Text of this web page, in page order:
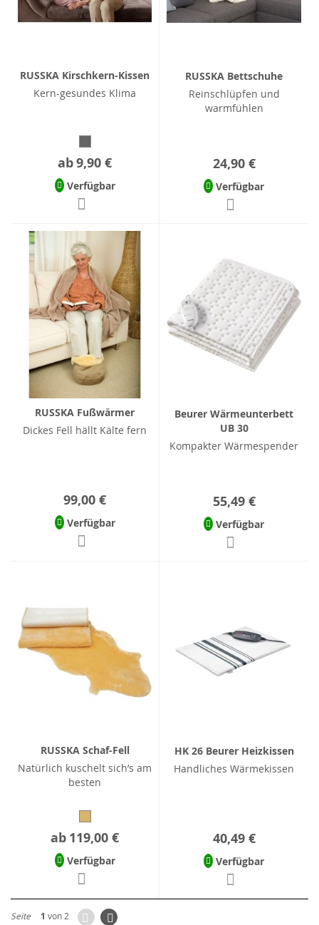
RUSSKA Kirschkern-Kissen
Kern-gesundes Klima
ab9,90 €
Verfügbar
RUSSKA Bettschuhe
Reinschlüpfen und
warmfühlen
24,90 €
Verfügbar
RUSSKA Fußwärmer
Dickes Fell hällt Kälte fern
99,00 €
Verfügbar
Beurer Wärmeunterbett
UB 30
Kompakter Wärmespender
55,49 €
Verfügbar
RUSSKA Schaf-Fell
Natürlich kuschelt sich’s am
besten
ab 119,00 €
Verfügbar
HK 26 Beurer Heizkissen
Handliches Wärmekissen
40,49 €
Verfügbar
Seite 1 von 2 ZurückSeite
Weiter